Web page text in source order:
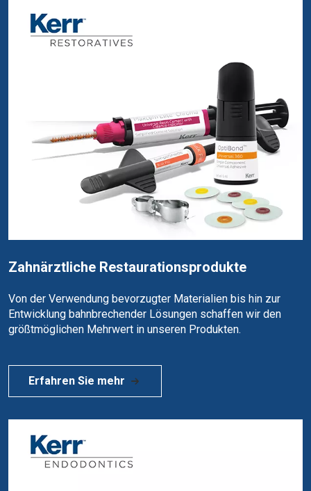
Zahnärztliche Restaurationsprodukte
Von der Verwendung bevorzugter Materialien bis hin zur
Entwicklung bahnbrechender Lösungen schaffen wir den
größtmöglichen Mehrwert in unseren Produkten.
Erfahren Sie mehr